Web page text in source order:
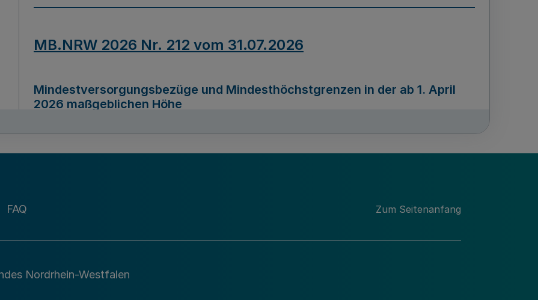
MB.NRW 2026 Nr. 212 vom 31.07.2026
Mindestversorgungsbezüge und Mindesthöchstgrenzen in der ab 1. April
2026 maßgeblichen Höhe
Richtlinie zur Durchführung des Förderprogramms „Mittelstand Innovativ &
FAQ Zum Seitenanfang
Nordrhein-Westfalen